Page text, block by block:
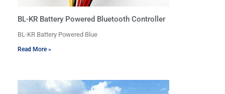
BL-KR Battery Powered Bluetooth Controller
BL-KR Battery Powered Blue
Read More »